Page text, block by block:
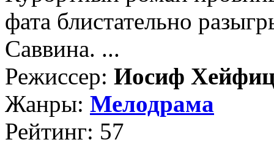
фата блистательно
Саввина. ...
Режиссер: Иосиф
Жанры: Мелодрама
Рейтинг: 57